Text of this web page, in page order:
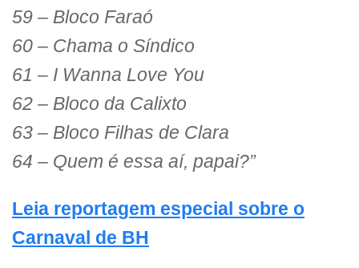
59 – Bloco Faraó
60 – Chama o Síndico
61 – I Wanna Love You
62 – Bloco da Calixto
63 – Bloco Filhas de Clara
64 – Quem é essa aí, papai?”
Leia reportagem especial sobre o
Carnaval de BH